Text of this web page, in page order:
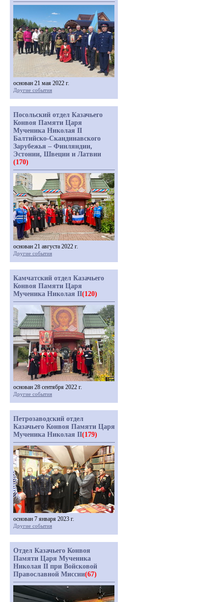
основан 21 мая 2022 г.
Другие события
Посольский отдел Казачьего
Конвоя Памяти Царя
Мученика Николая II
Балтийско-Скандинавского
Зарубежья – Финляндии,
Эстонии, Швеции и Латвии
(170)
основан 21 августа 2022 г.
Другие события
Камчатский отдел Казачьего
Конвоя Памяти Царя
Мученика Николая II(120)
основан 28 сентября 2022 г.
Другие события
Петрозаводский отдел
Казачьего Конвоя Памяти Царя
Мученика Николая II(179)
основан 7 января 2023 г.
Другие события
Отдел Казачьего Конвоя
Памяти Царя Мученика
Николая II при Войсковой
Православной Миссии(67)